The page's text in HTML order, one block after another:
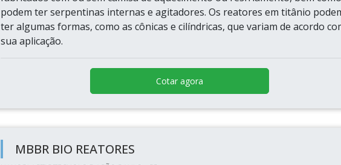
podem ter serpentinas internas e agitadores. Os reatores em titânio
ter algumas formas, como as cônicas e cilíndricas, que variam de acordo
sua aplicação.
Cotar agora
MBBR BIO REATORES